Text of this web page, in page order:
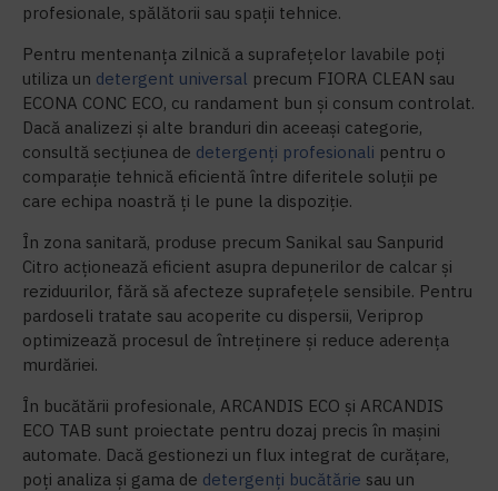
profesionale, spălătorii sau spații tehnice.
Pentru mentenanța zilnică a suprafețelor lavabile poți
utiliza un detergent universal precum FIORA CLEAN sau
ECONA CONC ECO, cu randament bun și consum controlat.
Dacă analizezi și alte branduri din aceeași categorie,
consultă secțiunea de detergenți profesionali pentru o
comparație tehnică eficientă între diferitele soluții pe
care echipa noastră ți le pune la dispoziție.
În zona sanitară, produse precum Sanikal sau Sanpurid
Citro acționează eficient asupra depunerilor de calcar și
reziduurilor, fără să afecteze suprafețele sensibile. Pentru
pardoseli tratate sau acoperite cu dispersii, Veriprop
optimizează procesul de întreținere și reduce aderența
murdăriei.
În bucătării profesionale, ARCANDIS ECO și ARCANDIS
ECO TAB sunt proiectate pentru dozaj precis în mașini
automate. Dacă gestionezi un flux integrat de curățare,
poți analiza și gama de detergenți bucătărie sau un